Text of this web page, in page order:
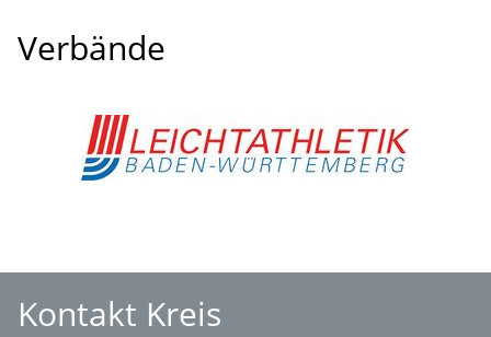
Verbände
Kontakt Kreis